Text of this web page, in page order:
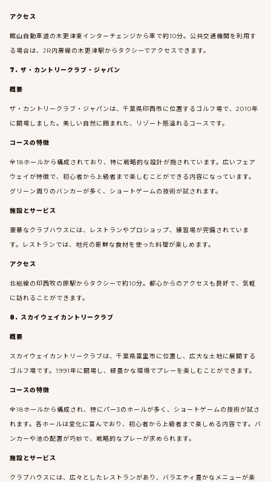
アクセス
館山自動車道の木更津東インターチェンジから車で約10分。公共交通機関を利用す
る場合は、JR内房線の木更津駅からタクシーでアクセスできます。
7. ザ・カントリークラブ・ジャパン
概要
ザ・カントリークラブ・ジャパンは、千葉県印西市に位置するゴルフ場で、2010年
に開場しました。美しい自然に囲まれた、リゾート感溢れるコースです。
コースの特徴
全18ホールから構成されており、特に戦略的な設計が施されています。広いフェア
ウェイが特徴で、初心者から上級者まで楽しむことができる内容になっています。
グリーン周りのバンカーが多く、ショートゲームの技術が試されます。
施設とサービス
豪華なクラブハウスには、レストランやプロショップ、練習場が完備されていま
す。レストランでは、地元の新鮮な食材を使った料理が楽しめます。
アクセス
北総線の印西牧の原駅からタクシーで約10分。都心からのアクセスも良好で、気軽
に訪れることができます。
8. スカイウェイカントリークラブ
概要
スカイウェイカントリークラブは、千葉県富里市に位置し、広大な土地に展開する
ゴルフ場です。1991年に開場し、緑豊かな環境でプレーを楽しむことができます。
コースの特徴
全18ホールから構成され、特にパー3のホールが多く、ショートゲームの技術が試さ
れます。各ホールは変化に富んでおり、初心者から上級者まで楽しめる内容です。バ
ンカーや池の配置が巧妙で、戦略的なプレーが求められます。
施設とサービス
クラブハウスには、広々としたレストランがあり、バラエティ豊かなメニューが楽